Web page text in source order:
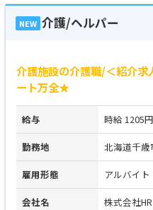
NEW 介護/ヘルパー
介護施設の介護職/＜紹介
ート万全★
給与 時給 1205
勤務地 北海道千歳
雇用形態 アルバイト
会社名 株式会社HR